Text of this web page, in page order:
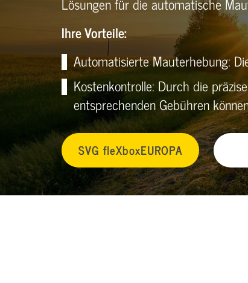
Ihre Vorteile:
Automatisierte Mauterhebung:
Kostenkontrolle: Durch die
entsprechenden Gebühren
SVG fleXboxEUROPA